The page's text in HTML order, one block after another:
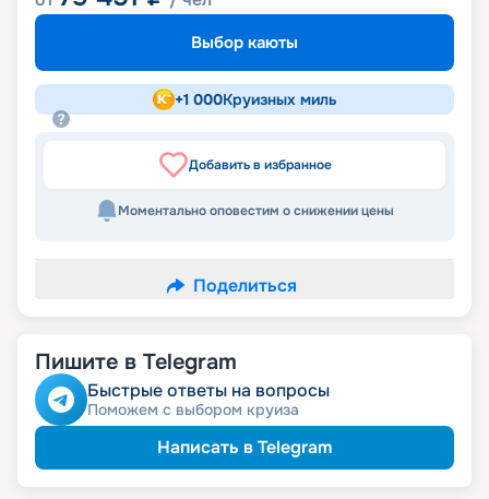
Выбор каюты
+1 000Круизных миль
Добавить в избранное
Моментально оповестим о снижении цены
Поделиться
Пишите в Telegram
Быстрые ответы на вопросы
Поможем с выбором круиза
Написать в Telegram